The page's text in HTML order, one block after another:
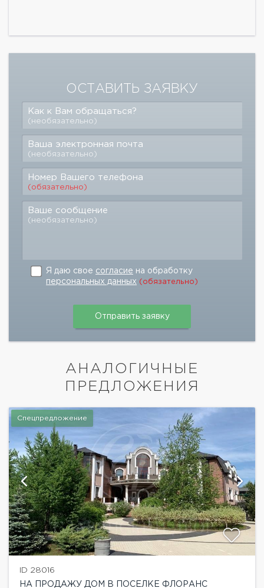
ОСТАВИТЬ ЗАЯВКУ
Как к Вам обращаться?
(необязательно)
Ваша электронная почта
(необязательно)
Номер Вашего телефона
(обязательно)
Ваше сообщение
(необязательно)
Я даю свое согласие на обработку
персональных данных (обязательно)
АНАЛОГИЧНЫЕ
ПРЕДЛОЖЕНИЯ
Спецпредложение
ID 28016
НА ПРОДАЖУ ДОМ В ПОСЕЛКЕ ФЛОРАНС